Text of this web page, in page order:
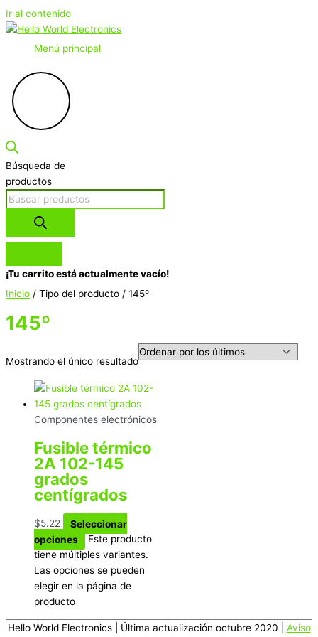
Ir al contenido
Menú principal
Búsqueda de
productos
¡Tu carrito está actualmente vacío!
Inicio / Tipo del producto / 145º
145º
Mostrando el único resultado
Componentes electrónicos
Fusible térmico
2A 102-145
grados
centígrados
$5.22
Seleccionar
opciones
Este producto
tiene múltiples variantes.
Las opciones se pueden
elegir en la página de
producto
Hello World Electronics| Última actualización octubre 2020 | Aviso